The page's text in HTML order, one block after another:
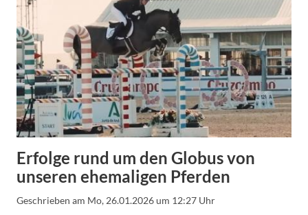
Erfolge rund um den Globus von
unseren ehemaligen Pferden
Geschrieben am Mo, 26.01.2026 um 12:27 Uhr